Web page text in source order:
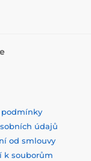
údajů
od smlouvy
k souborům